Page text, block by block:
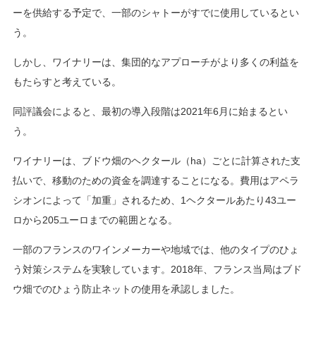
ーを供給する予定で、一部のシャトーがすでに使用しているとい
う。
しかし、ワイナリーは、集団的なアプローチがより多くの利益を
もたらすと考えている。
同評議会によると、最初の導入段階は2021年6月に始まるとい
う。
ワイナリーは、ブドウ畑のヘクタール（ha）ごとに計算された支
払いで、移動のための資金を調達することになる。費用はアペラ
シオンによって「加重」されるため、1ヘクタールあたり43ユー
ロから205ユーロまでの範囲となる。
一部のフランスのワインメーカーや地域では、他のタイプのひょ
う対策システムを実験しています。2018年、フランス当局はブド
ウ畑でのひょう防止ネットの使用を承認しました。